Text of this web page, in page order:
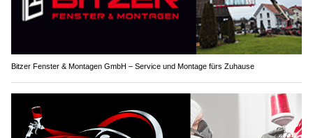
Bitzer Fenster & Montagen GmbH – Service und Montage fürs Zuhause